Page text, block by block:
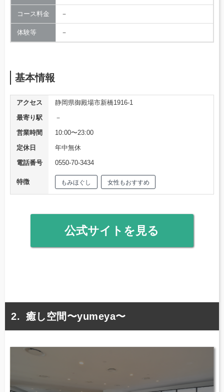
コース料金 －
体験等 －
基本情報
アクセス
静岡県御殿場市新橋1916-1
最寄り駅
－
営業時間
10:00〜23:00
定休日
年中無休
電話番号
0550-70-3434
特徴 もみほぐし 女性もおすすめ
公式サイトを見る
癒し空間〜yumeya〜